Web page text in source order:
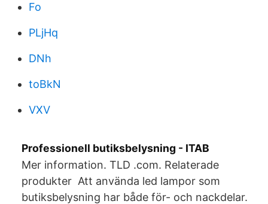
Fo
PLjHq
DNh
toBkN
VXV
Professionell butiksbelysning - ITAB
Mer information. TLD .com. Relaterade
produkter Att använda led lampor som
butiksbelysning har både för- och nackdelar.